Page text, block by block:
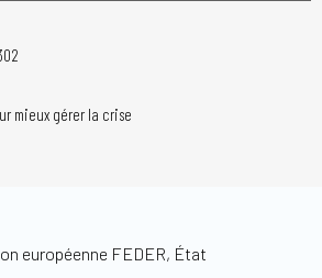
mieux gérer la crise
européenne FEDER, État